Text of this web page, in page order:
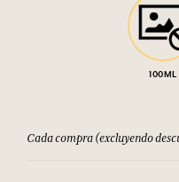
100ML
Cada compra (excluyendo